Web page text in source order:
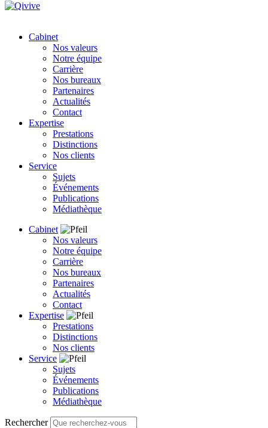
Cabinet
Nos valeurs
Notre équipe
Carrière
Nos bureaux
Partenaires
Actualités
Contact
Expertise
Prestations
Distinctions
Nos clients
Service
Sujets
Événements
Publications
Médiathèque
Cabinet
Nos valeurs
Notre équipe
Carrière
Nos bureaux
Partenaires
Actualités
Contact
Expertise
Prestations
Distinctions
Nos clients
Service
Sujets
Événements
Publications
Médiathèque
Rechercher